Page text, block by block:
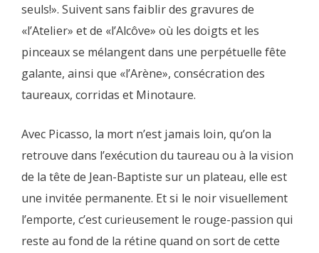
seuls!». Suivent sans faiblir des gravures de
«l’Atelier» et de «l’Alcôve» où les doigts et les
pinceaux se mélangent dans une perpétuelle fête
galante, ainsi que «l’Arène», consécration des
taureaux, corridas et Minotaure.
Avec Picasso, la mort n’est jamais loin, qu’on la
retrouve dans l’exécution du taureau ou à la vision
de la tête de Jean-Baptiste sur un plateau, elle est
une invitée permanente. Et si le noir visuellement
l’emporte, c’est curieusement le rouge-passion qui
reste au fond de la rétine quand on sort de cette